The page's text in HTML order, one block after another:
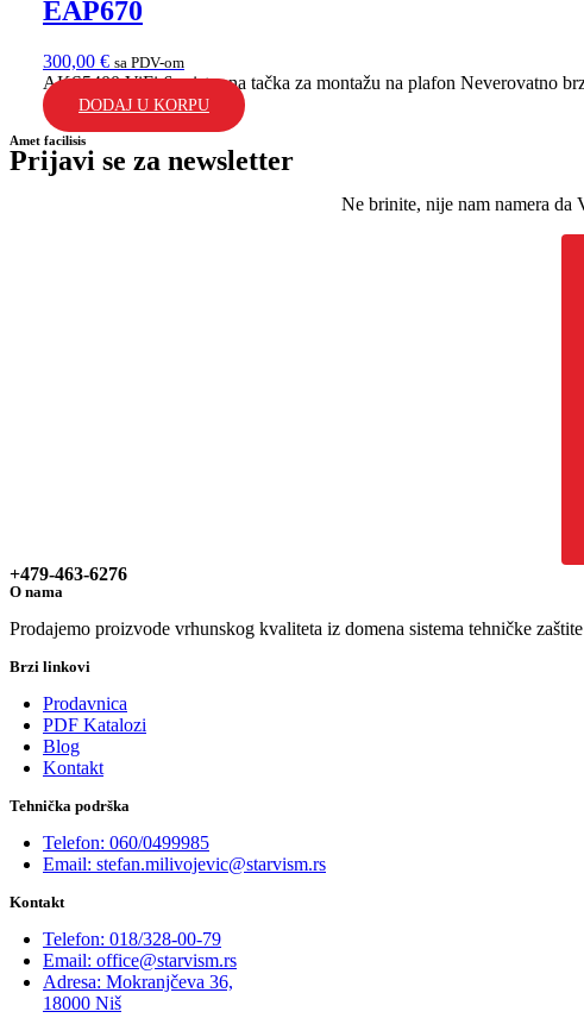
EAP670
300,00 € sa PDV-om
AKS5400 ViFi 6 pristupna tačka za montažu na plafon Neverovatno
DODAJ U KORPU
Amet facilisis
Prijavi se za newsletter
Ne brinite, nije nam namera da
+479-463-6276
O nama
Prodajemo proizvode vrhunskog kvaliteta iz domena sistema tehničke
Brzi linkovi
Prodavnica
PDF Katalozi
Blog
Kontakt
Tehnička podrška
Telefon: 060/0499985
Email: stefan.milivojevic@starvism.rs
Kontakt
Telefon: 018/328-00-79
Email: office@starvism.rs
Adresa: Mokranjčeva 36,
18000 Niš